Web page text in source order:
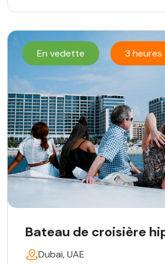
En vedette 3 heures
Bateau de croisière
Dubai, UAE